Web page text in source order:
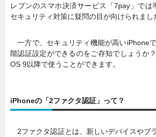
レブンのスマホ決済サービス「7pay」では
セキュリティ対策に疑問の目が向けられまし
一方で、セキュリティ機能が高いiPhone
階認証設定ができるのをご存知でしょうか
OS 9以降で使うことができます。
iPhoneの「2ファクタ認証」って？
2ファクタ認証とは、新しいデバイスやブ